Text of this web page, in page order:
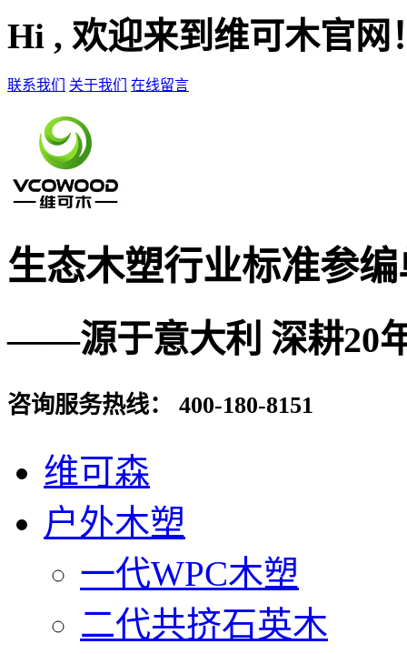
Hi , 欢迎来到维可木官网
联系我们 关于我们 在线留言
生态木塑行业标准参
——源于意大利 深耕
咨询服务热线： 400-180-8151
维可森
户外木塑
一代WPC木塑
二代共挤石英木